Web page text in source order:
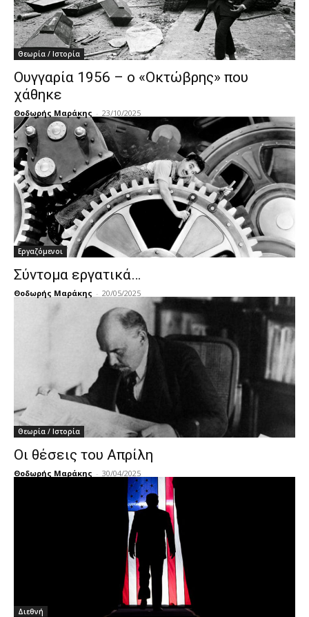
Θεωρία / Ιστορία
Ουγγαρία 1956 – ο «Οκτώβρης» που
χάθηκε
Θοδωρής Μαράκης - 23/10/2025
Εργαζόμενοι
Σύντομα εργατικά…
Θοδωρής Μαράκης - 20/05/2025
Θεωρία / Ιστορία
Οι θέσεις του Απρίλη
Θοδωρής Μαράκης - 30/04/2025
Διεθνή